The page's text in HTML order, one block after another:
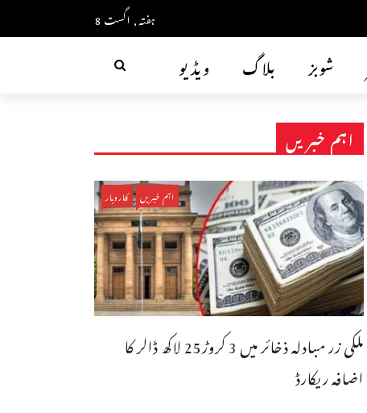
ہفتہ, اگست 8
ویڈیو بلاگ شوبز
اہم خبریں
اہم خبریں کاروبار
ملکی زر مبادلہ ذخائر میں 3 کروڑ25 لاکھ ڈالر کا
اضافہ ریکارڈ